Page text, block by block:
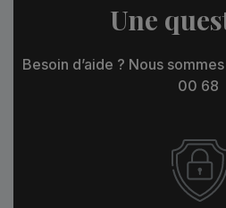
Une
Besoin d’aide ? Nous
00 68